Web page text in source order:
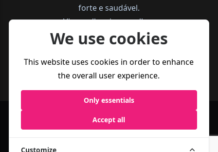
forte e saudável.
Vive melhor, joga melhor.
Business
Política de
We use cookies
This website uses cookies in order to enhance
the overall user experience.
Only essentials
Accept all
Customize